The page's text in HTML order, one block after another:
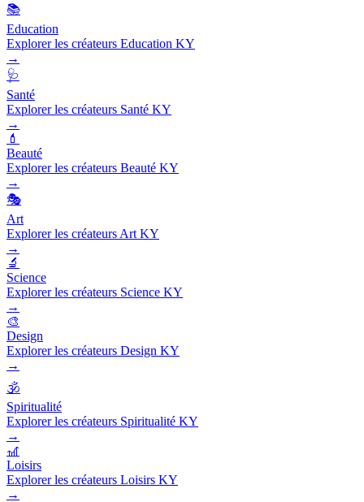
📚
Education
Explorer les créateurs Education KY
→
🩺
Santé
Explorer les créateurs Santé KY
→
💄
Beauté
Explorer les créateurs Beauté KY
→
🎭
Art
Explorer les créateurs Art KY
→
🔬
Science
Explorer les créateurs Science KY
→
🎨
Design
Explorer les créateurs Design KY
→
🕉️
Spiritualité
Explorer les créateurs Spiritualité KY
→
🎢
Loisirs
Explorer les créateurs Loisirs KY
→